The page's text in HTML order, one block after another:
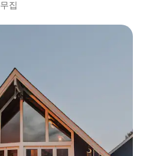
집